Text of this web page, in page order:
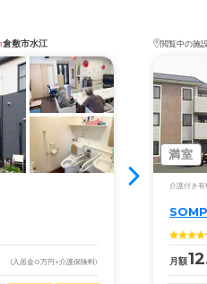
倉敷市水江
(入居金0万円 +介護保険料)
閲覧中の施
満室
介護付き有
月額